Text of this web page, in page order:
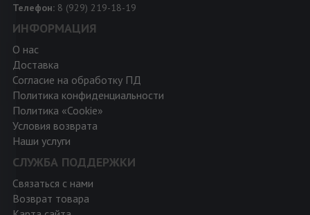
Телефон: 8 (929) 219-18-19
ИНФОРМАЦИЯ
О нас
Доставка
Согласие на обработку ПД
Политика конфиденциальности
Политика «Cookie»
Условия возврата
Наши услуги
СЛУЖБА ПОДДЕРЖКИ
Связаться с нами
Возврат товара